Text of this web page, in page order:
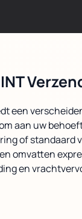
een
aan uw
of standaard
omvatten
en